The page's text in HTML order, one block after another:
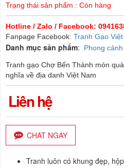
Trạng thái sản phẩm : Còn hàng
Hotline / Zalo / Facebook:
Fanpage Facebook: Tranh Gạo Việt
Danh mục sản phẩm: Phong
Tranh gạo Chợ Bến Thành món
nghĩa về địa danh Việt Nam
Liên hệ
CHAT NGAY
Tranh luôn có khung đẹp,